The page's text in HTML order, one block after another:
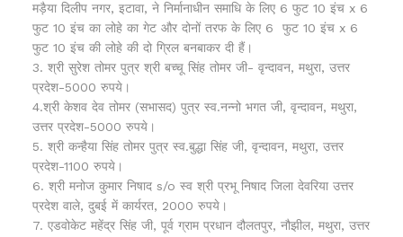
मड़ैया दिलीप नगर, इटावा, ने निर्मानाधीन समाधि के लिए 6 फुट 10 इंच x 6
फुट 10 इंच का लोहे का गेट और दोनों तरफ के लिए 6 फुट 10 इंच x 6
फुट 10 इंच की लोहे की दो ग्रिल बनबाकर दी हैं।
3. श्री सुरेश तोमर पुत्र श्री बच्चू सिंह तोमर जी- वृन्दावन, मथुरा, उत्तर
प्रदेश-5000 रुपये।
4.श्री केशव देव तोमर (सभासद) पुत्र स्व.नन्नो भगत जी, वृन्दावन, मथुरा,
उत्तर प्रदेश-5000 रुपये।
5. श्री कन्हैया सिंह तोमर पुत्र स्व.बुद्धा सिंह जी, वृन्दावन, मथुरा, उत्तर
प्रदेश-1100 रुपये।
6. श्री मनोज कुमार निषाद s/o स्व श्री प्रभू निषाद जिला देवरिया उत्तर
प्रदेश वाले, दुबई में कार्यरत, 2000 रुपये।
7. एडवोकेट महेंद्र सिंह जी, पूर्व ग्राम प्रधान दौलतपुर, नौझील, मथुरा, उत्तर